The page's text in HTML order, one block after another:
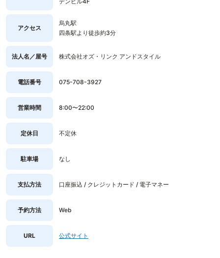
アクセス
烏丸駅
四条駅より徒歩約3分
法人名／屋号 株式会社オズ・リンク アンドスタイル
電話番号 075-708-3927
営業時間 8:00〜22:00
定休日 不定休
駐車場 なし
支払方法 口座振込 / クレジットカード / 電子マネー
予約方法 Web
URL 公式サイト